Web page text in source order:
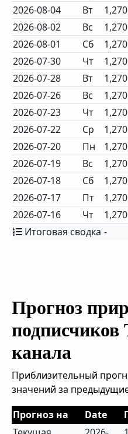
2026-08-04
Вт 1,270
2026-08-02
Вс 1,270
2026-08-01
Сб 1,270
2026-07-30
Чт 1,270
2026-07-28
Вт 1,270
2026-07-26
Вс 1,270
2026-07-23
Чт 1,270
2026-07-22
Ср 1,270
2026-07-20
Пн 1,270
2026-07-19
Вс 1,270
2026-07-18
Сб 1,270
2026-07-17
Пт 1,270
2026-07-16
Чт 1,270
Итоговая сводка -
Прогноз
подписчиков
канала
Приблизительный
значений за
Прогноз на
Date